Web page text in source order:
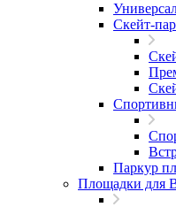
Скейт-
Паркур
Площадки для